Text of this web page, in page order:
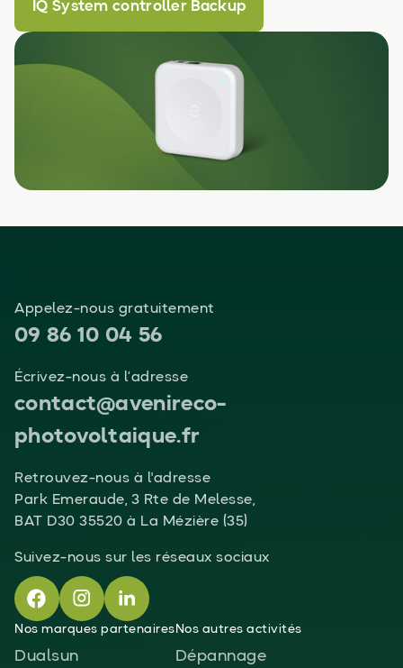
IQ System controller Backup
Appelez-nous gratuitement
09 86 10 04 56
Écrivez-nous à l’adresse
contact@avenireco-
photovoltaique.fr
Retrouvez-nous à l'adresse
Park Emeraude, 3 Rte de Melesse,
BAT D30 35520 à La Mézière (35)
Suivez-nous sur les réseaux sociaux
Nos marques partenaires
Dualsun
Nos autres activités
Dépannage